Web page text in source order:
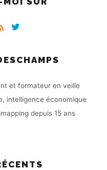
et formateur en veille
intelligence économique
depuis 15 ans